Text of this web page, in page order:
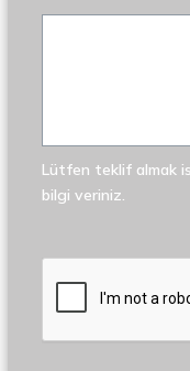
Lütfen teklif almak
bilgi veriniz.